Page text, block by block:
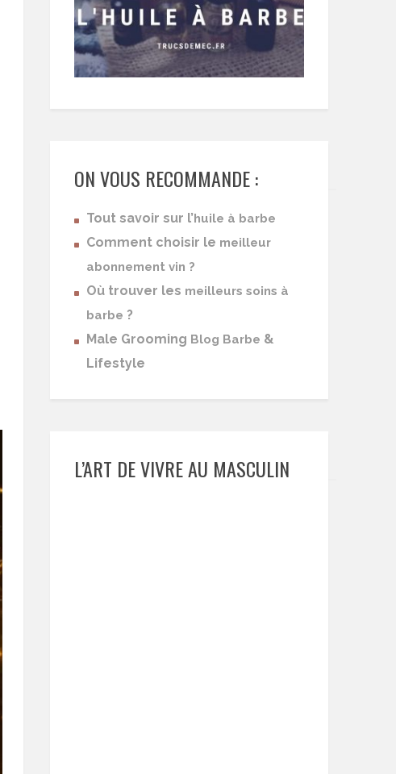
ON VOUS RECOMMANDE :
Tout savoir sur l’ huile à barbe
Comment choisir le meilleur
abonnement vin ?
Où trouver les meilleurs soins à
barbe ?
Male Grooming Blog Barbe &
Lifestyle
L’ART DE VIVRE AU MASCULIN